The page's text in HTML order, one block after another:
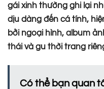
gái xinh thường ghi lại
dịu dàng đến cá tính,
bởi ngoại hình, album
thái và gu thời trang
Có thể bạn quan